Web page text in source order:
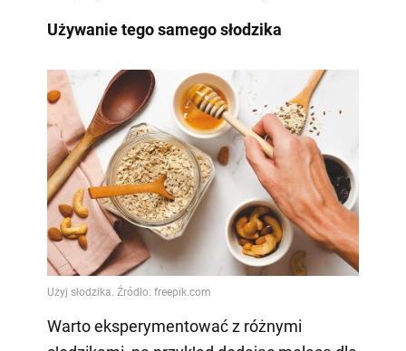
Używanie tego samego słodzika
Warto eksperymentować z różnymi